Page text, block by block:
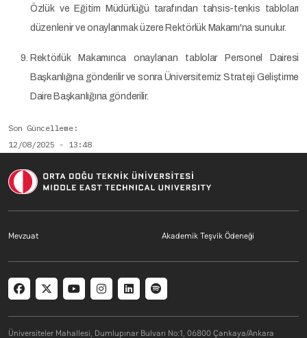
Özlük ve Eğitim Müdürlüğü tarafından tahsis-tenkis tabloları
düzenlenir ve onaylanmak üzere Rektörlük Makamı'na sunulur.
Rektörlük Makamınca onaylanan tablolar Personel Dairesi
Başkanlığına gönderilir ve sonra Üniversitemiz Strateji Geliştirme
Daire Başkanlığına gönderilir.
Son Güncelleme
12/08/2025 - 13:48
Footer menu 2 TR
Mevzuat Footer menu 3
Akademik Teşvik Ödeneği
Social menu
Üniversiteler Mahallesi, Dumlupınar Bulvarı No:1, 06800 Çankaya/Ankara